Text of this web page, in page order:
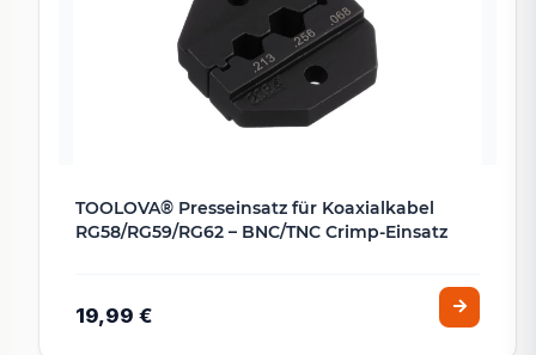
TOOLOVA® Presseinsatz für Koaxialkabel
RG58/RG59/RG62 – BNC/TNC Crimp-Einsatz
19,99 €